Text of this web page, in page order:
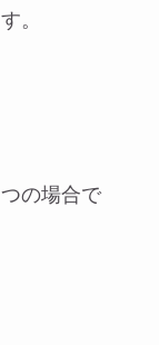
。
の場合で